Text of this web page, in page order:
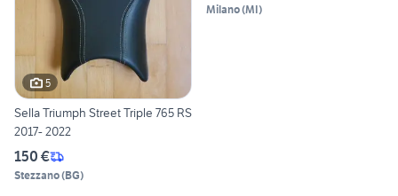
5
Sella Triumph Street Triple 765 RS
2017- 2022
150 €
Stezzano(BG)
Milano(MI)